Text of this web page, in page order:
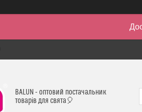
BALUN - оптовий постачальник
товарів для свята🎈